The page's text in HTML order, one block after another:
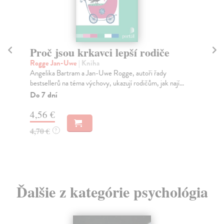
Proč jsou krkavci lepší rodiče
Rogge Jan-Uwe | Kniha
Angelika Bartram a Jan-Uwe Rogge, autoři řady
bestsellerů na téma výchovy, ukazují rodičům, jak nají...
Do 7 dní
4,56 €
4,70 € ?
Ďalšie z kategórie psychológia